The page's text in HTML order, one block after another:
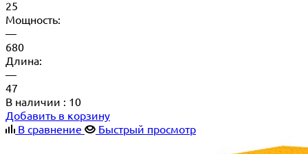
25
Мощность:
—
680
Длина:
—
47
В наличии : 10
Добавить в корзину
В сравнение
Быстрый просмотр